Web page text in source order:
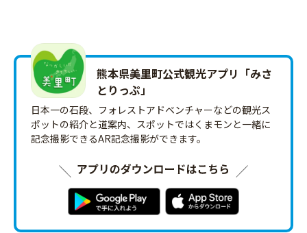
熊本県美里町公式観光アプリ「みさ
とりっ‪ぷ‬」
日本一の石段、フォレストアドベンチャーなどの観光ス
ポットの紹介と道案内、スポットではくまモンと一緒に
記念撮影できるAR記念撮影ができます。